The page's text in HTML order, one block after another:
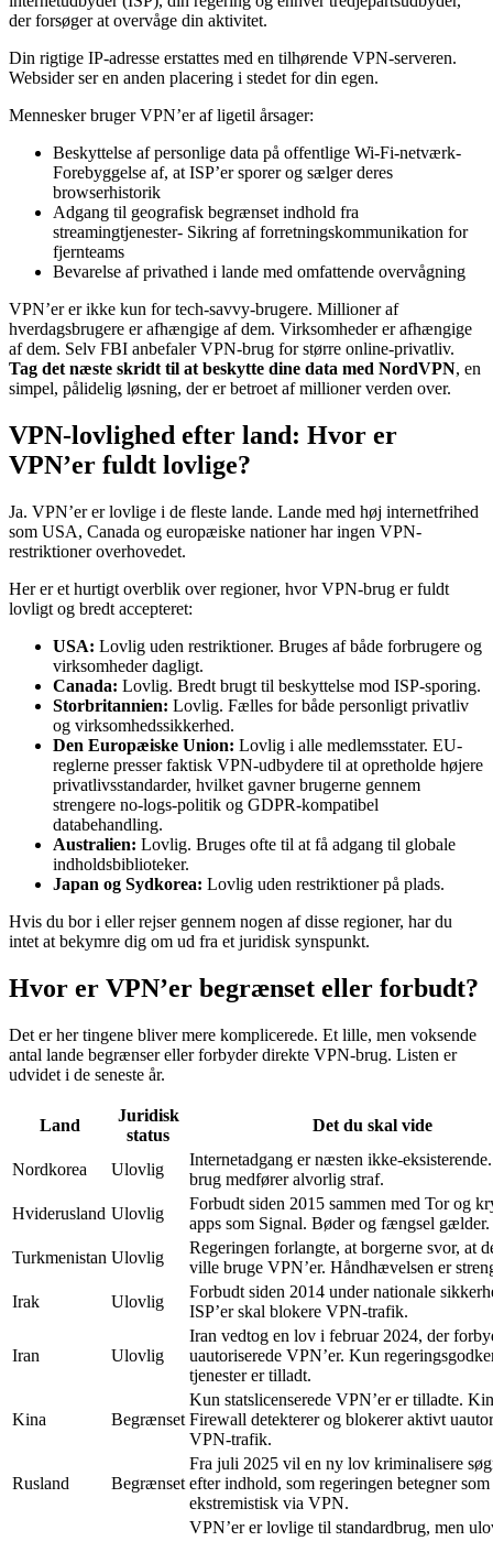
der forsøger at overvåge din aktivitet.
Din rigtige IP-adresse erstattes med en tilhørende VPN-serveren.
Websider ser en anden placering i stedet for din egen.
Mennesker bruger VPN’er af ligetil årsager:
Beskyttelse af personlige data på offentlige Wi-Fi-netværk-
Forebyggelse af, at ISP’er sporer og sælger deres
browserhistorik
Adgang til geografisk begrænset indhold fra
streamingtjenester- Sikring af forretningskommunikation for
fjernteams
Bevarelse af privathed i lande med omfattende overvågning
VPN’er er ikke kun for tech-savvy-brugere. Millioner af
hverdagsbrugere er afhængige af dem. Virksomheder er afhængige
af dem. Selv FBI anbefaler VPN-brug for større online-privatliv.
Tag det næste skridt til at beskytte dine data med NordVPN, en
simpel, pålidelig løsning, der er betroet af millioner verden over.
VPN-lovlighed efter land: Hvor er
VPN’er fuldt lovlige?
Ja. VPN’er er lovlige i de fleste lande. Lande med høj internetfrihed
som USA, Canada og europæiske nationer har ingen VPN-
restriktioner overhovedet.
Her er et hurtigt overblik over regioner, hvor VPN-brug er fuldt
lovligt og bredt accepteret:
USA: Lovlig uden restriktioner. Bruges af både forbrugere og
virksomheder dagligt.
Canada: Lovlig. Bredt brugt til beskyttelse mod ISP-sporing.
Storbritannien: Lovlig. Fælles for både personligt privatliv
og virksomhedssikkerhed.
Den Europæiske Union: Lovlig i alle medlemsstater. EU-
reglerne presser faktisk VPN-udbydere til at opretholde højere
privatlivsstandarder, hvilket gavner brugerne gennem
strengere no-logs-politik og GDPR-kompatibel
databehandling.
Australien: Lovlig. Bruges ofte til at få adgang til globale
indholdsbiblioteker.
Japan og Sydkorea: Lovlig uden restriktioner på plads.
Hvis du bor i eller rejser gennem nogen af disse regioner, har du
intet at bekymre dig om ud fra et juridisk synspunkt.
Hvor er VPN’er begrænset eller forbudt?
Det er her tingene bliver mere komplicerede. Et lille, men voksende
antal lande begrænser eller forbyder direkte VPN-brug. Listen er
udvidet i de seneste år.
Land
Juridisk
status
Det du skal vide
Nordkorea Ulovlig
Internetadgang er næsten ikke-
brug medfører alvorlig straf.
Hviderusland Ulovlig
Forbudt siden 2015 sammen med Tor og
apps som Signal. Bøder og fængsel gælder.
Turkmenistan Ulovlig
Regeringen forlangte, at borgerne svor, at
ville bruge VPN’er. Håndhævelsen er
Irak
Ulovlig
Forbudt siden 2014 under nationale
ISP’er skal blokere VPN-trafik.
Iran Ulovlig
Iran vedtog en lov i februar 2024, der
uautoriserede VPN’er. Kun
tjenester er tilladt.
Kina Begrænset
Kun statslicenserede VPN’er er tilladte.
Firewall detekterer og blokerer aktivt
VPN-trafik.
Rusland Begrænset
Fra juli 2025 vil en ny lov kriminalisere
efter indhold, som regeringen betegner som
ekstremistisk via VPN.
VPN’er er lovlige til standardbrug, men